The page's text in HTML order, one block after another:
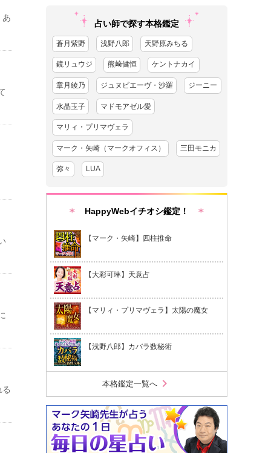
あ
占い師で探す本格鑑定
蒼月紫野 浅野八郎 天野原みちる
鏡リュウジ 熊﨑健恒 ケントナカイ
章月綾乃 ジュヌビエーヴ・沙羅 ジーニー
水晶玉子 マドモアゼル愛
マリィ・プリマヴェラ
マーク・矢崎（マークオフィス） 三田モニカ
弥々 LUA
HappyWebイチオシ鑑定！
【マーク・矢崎】四柱推命
【大彩可琳】天意占
【マリィ・プリマヴェラ】太陽の魔女
【浅野八郎】カバラ数秘術
本格鑑定一覧へchevron_right